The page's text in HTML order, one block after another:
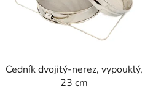
Cedník dvojitý-nerez, vypouklý,
23 cm